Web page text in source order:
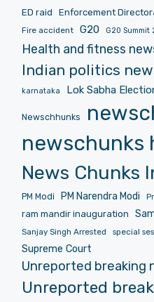
ED raid
Enforcement
Fire accident G20 G20 Summit
Health and fitness
Indian politics
karnataka Lok Sabha
Newschhunks
newschunks
News Chunks
PM Modi
PM Narendra Modi
ram mandir inauguration
Sanjay Singh Arrested special
Supreme Court
Unreported breaking
Unreported